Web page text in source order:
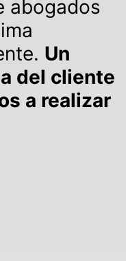
abogados
Un
del cliente
a realizar